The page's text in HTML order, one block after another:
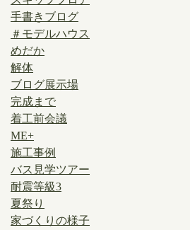
手書きブログ
＃モデルハウス
めだか
解体
ブログ展示場
完成まで
着工前会議
ME+
施工事例
バス見学ツアー
耐震等級3
夏祭り
家づくりの様子